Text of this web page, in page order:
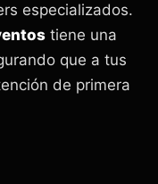
especializados.
tiene una
que a tus
de primera